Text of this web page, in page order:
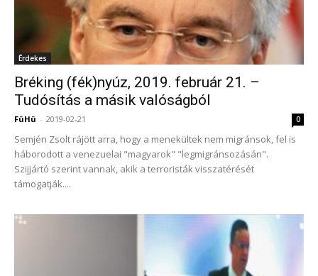
Érdekes
Bréking (fék)nyúz, 2019. február 21. –
Tudósítás a másik valóságból
FüHü - 2019-02-21 0
Semjén Zsolt rájött arra, hogy a menekültek nem migránsok, fel is
háborodott a venezuelai "magyarok" "legmigránsozásán".
Szijjártó szerint vannak, akik a terroristák visszatérését
támogatják....